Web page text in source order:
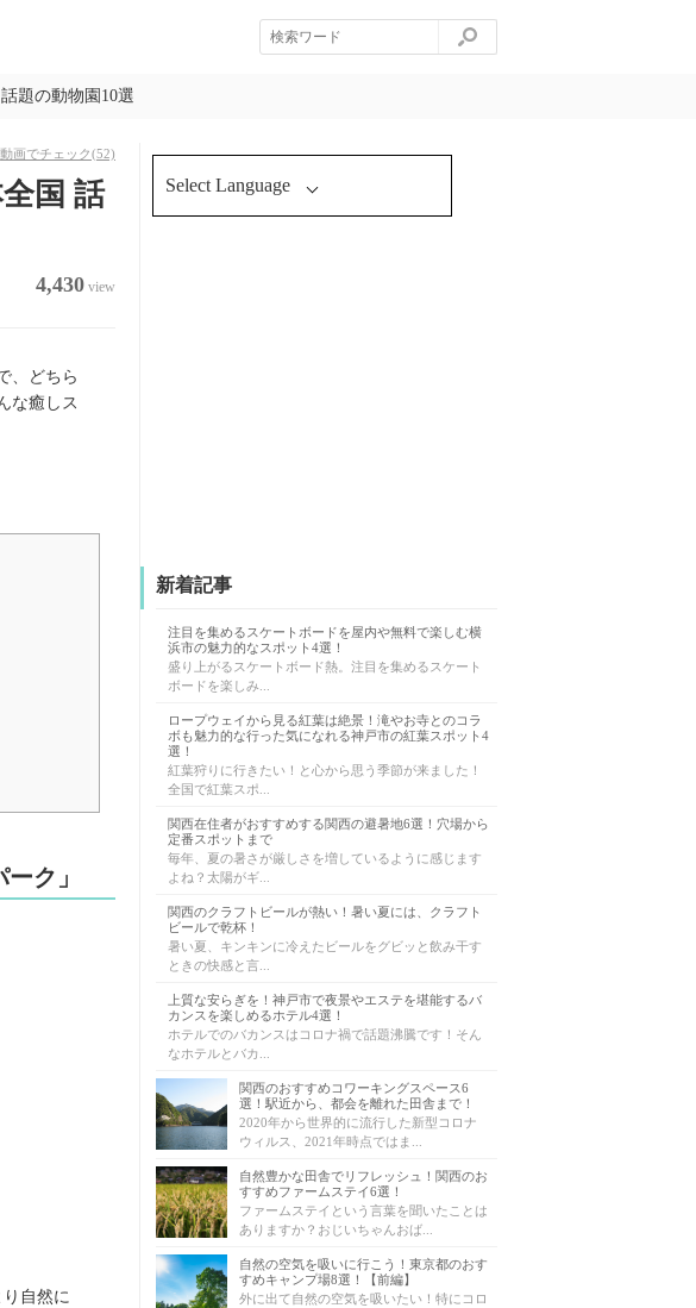
題の動物園10選
動画でチェック(52)
国 話
4,430 view
、どちら
な癒しス
ク」
自然に
Select Language
新着記事
注目を集めるスケートボードを屋内や無料で楽しむ横
浜市の魅力的なスポット4選！
盛り上がるスケートボード熱。注目を集めるスケート
ボードを楽しみ...
ロープウェイから見る紅葉は絶景！滝やお寺とのコラ
ボも魅力的な行った気になれる神戸市の紅葉スポット4
選！
紅葉狩りに行きたい！と心から思う季節が来ました！
全国で紅葉スポ...
関西在住者がおすすめする関西の避暑地6選！穴場から
定番スポットまで
毎年、夏の暑さが厳しさを増しているように感じます
よね？太陽がギ...
関西のクラフトビールが熱い！暑い夏には、クラフト
ビールで乾杯！
暑い夏、キンキンに冷えたビールをグビッと飲み干す
ときの快感と言...
上質な安らぎを！神戸市で夜景やエステを堪能するバ
カンスを楽しめるホテル4選！
ホテルでのバカンスはコロナ禍で話題沸騰です！そん
なホテルとバカ...
関西のおすすめコワーキングスペース6
選！駅近から、都会を離れた田舎まで！
2020年から世界的に流行した新型コロナ
ウィルス、2021年時点ではま...
自然豊かな田舎でリフレッシュ！関西のお
すすめファームステイ6選！
ファームステイという言葉を聞いたことは
ありますか？おじいちゃんおば...
自然の空気を吸いに行こう！東京都のおす
すめキャンプ場8選！【前編】
外に出て自然の空気を吸いたい！特にコロ